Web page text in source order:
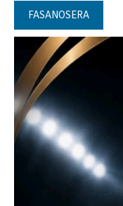
FASANOSERA